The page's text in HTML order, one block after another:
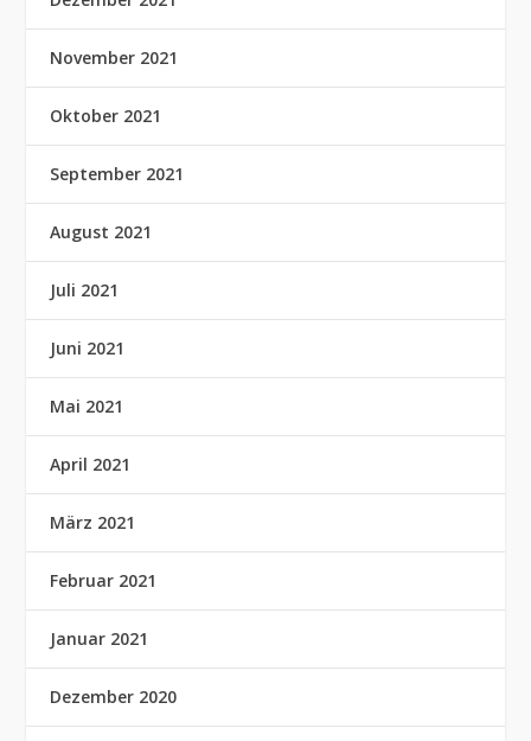
November 2021
Oktober 2021
September 2021
August 2021
Juli 2021
Juni 2021
Mai 2021
April 2021
März 2021
Februar 2021
Januar 2021
Dezember 2020